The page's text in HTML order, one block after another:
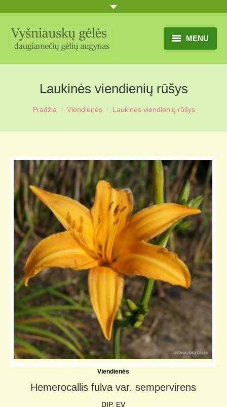
MENU
TITULINIS
GĖLIŲ KATALOGAS
PRANEŠIMAI
KONTAKTAI
APIE MUS
MŪSŲ SODYBA
MŪSŲ AUGYNAS
KELIONIŲ GALERIJA
Laukinės viendienių rūšys
Pradžia Viendienės Laukinės viendienių rūšys
Viendienės
Hemerocallis fulva var. sempervirens
DIP, EV